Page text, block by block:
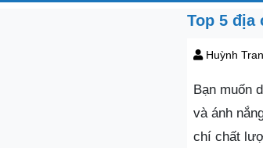
Top 5 địa
Huỳnh
Bạn muốn
và ánh
chí chất